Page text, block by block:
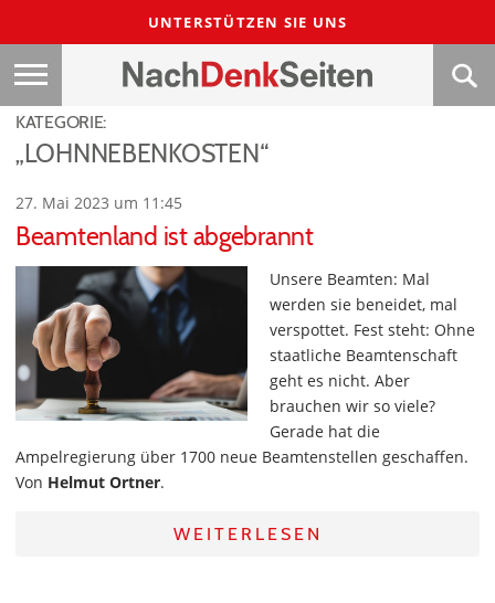
UNTERSTÜTZEN SIE UNS
KATEGORIE:
„LOHNNEBENKOSTEN“
27. Mai 2023 um 11:45
Beamtenland ist abgebrannt
Unsere Beamten: Mal
werden sie beneidet, mal
verspottet. Fest steht: Ohne
staatliche Beamtenschaft
geht es nicht. Aber
brauchen wir so viele?
Gerade hat die
Ampelregierung über 1700 neue Beamtenstellen geschaffen.
Von Helmut Ortner.
WEITERLESEN